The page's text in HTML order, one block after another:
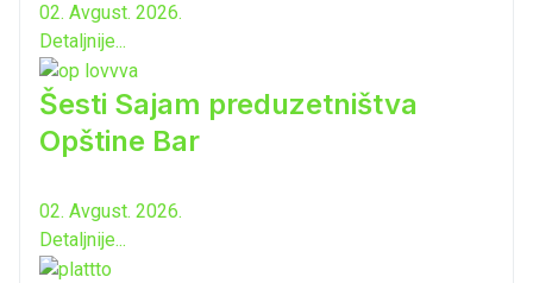
02. Avgust. 2026.
Detaljnije...
Šesti Sajam preduzetništva
Opštine Bar
02. Avgust. 2026.
Detaljnije...